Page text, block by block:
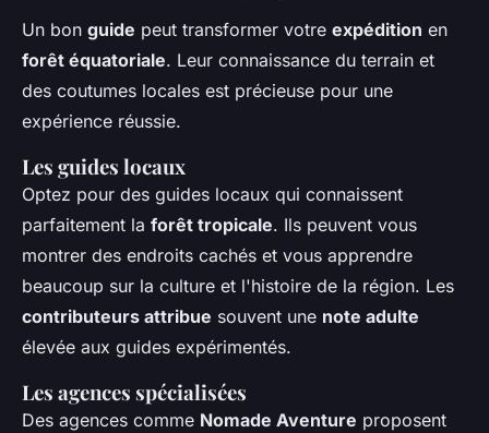
Un bon guide peut transformer votre expédition en
forêt équatoriale. Leur connaissance du terrain et
des coutumes locales est précieuse pour une
expérience réussie.
Les guides locaux
Optez pour des guides locaux qui connaissent
parfaitement la forêt tropicale. Ils peuvent vous
montrer des endroits cachés et vous apprendre
beaucoup sur la culture et l'histoire de la région. Les
contributeurs attribue souvent une note adulte
élevée aux guides expérimentés.
Les agences spécialisées
Des agences comme Nomade Aventure proposent